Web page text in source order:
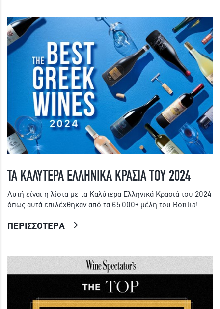
ΤΑ ΚΑΛΥΤΕΡΑ ΕΛΛΗΝΙΚΑ ΚΡΑΣΙΑ ΤΟΥ 2024
Αυτή είναι η λίστα με τα Καλύτερα Ελληνικά Κρασιά του 2024
όπως αυτά επιλέχθηκαν από τα 65.000+ μέλη του Botilia!
ΠΕΡΙΣΣΟΤΕΡΑ